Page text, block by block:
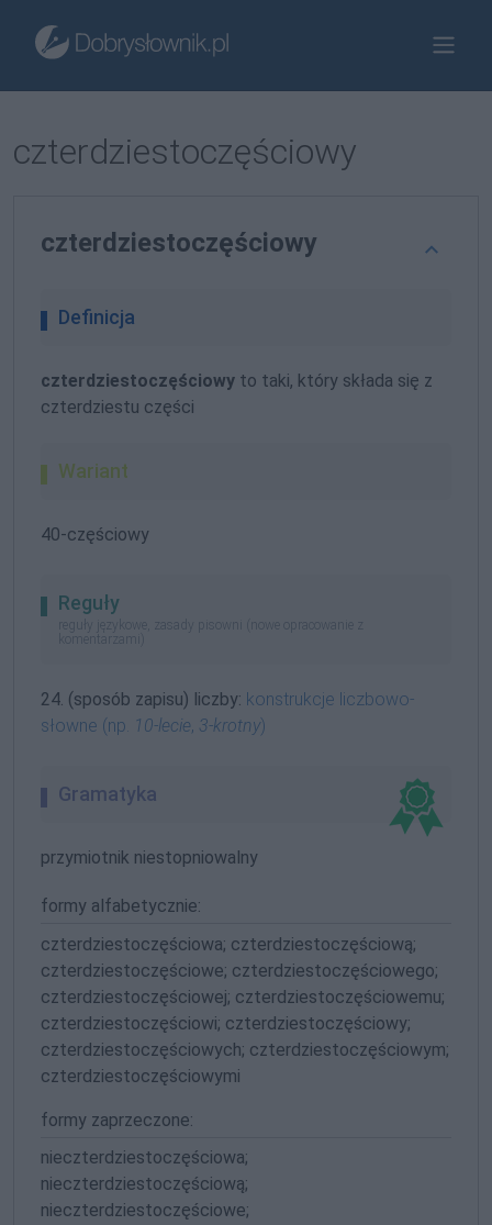
czterdziestoczęściowy
czterdziestoczęściowy
Definicja
czterdziestoczęściowy to taki, który składa się z
czterdziestu części
Wariant
40-częściowy
Reguły
reguły językowe, zasady pisowni (nowe opracowanie z
komentarzami)
24. (sposób zapisu) liczby: konstrukcje liczbowo-
słowne (np. 10-lecie, 3-krotny)
Gramatyka
przymiotnik niestopniowalny
formy alfabetycznie:
czterdziestoczęściowa; czterdziestoczęściową;
czterdziestoczęściowe; czterdziestoczęściowego;
czterdziestoczęściowej; czterdziestoczęściowemu;
czterdziestoczęściowi; czterdziestoczęściowy;
czterdziestoczęściowych; czterdziestoczęściowym;
czterdziestoczęściowymi
formy zaprzeczone:
nieczterdziestoczęściowa;
nieczterdziestoczęściową;
nieczterdziestoczęściowe;